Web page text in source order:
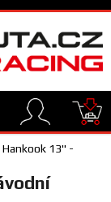
Hankook 13" -